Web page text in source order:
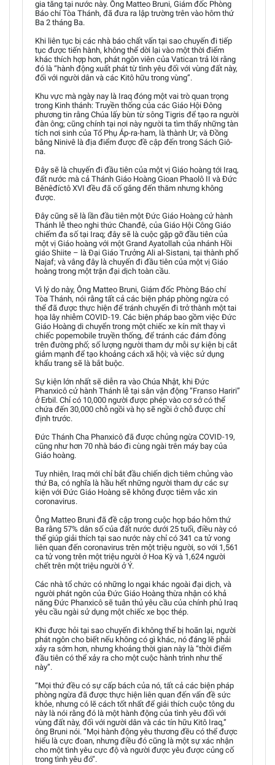
gia tăng tại nước này. Ông Matteo Bruni, Giám đốc Phòng
Báo chí Tòa Thánh, đã đưa ra lập trường trên vào hôm thứ
Ba 2 tháng Ba.
Khi liên tục bị các nhà báo chất vấn tại sao chuyến đi tiếp
tục được tiến hành, không thể dời lại vào một thời điểm
khác thích hợp hơn, phát ngôn viên của Vatican trả lời rằng
đó là “hành động xuất phát từ tình yêu đối với vùng đất này,
đối với người dân và các Kitô hữu trong vùng”.
Khu vực mà ngày nay là Iraq đóng một vai trò quan trọng
trong Kinh thánh: Truyền thống của các Giáo Hội Đông
phương tin rằng Chúa lấy bùn từ sông Tigris để tạo ra người
đàn ông; cũng chính tại nơi này người ta tìm thấy những tàn
tích nơi sinh của Tổ Phụ Áp-ra-ham, là thành Ur; và Đồng
bằng Ninivê là địa điểm được đề cập đến trong Sách Giô-
na.
Đây sẽ là chuyến đi đầu tiên của một vị Giáo hoàng tới Iraq,
đất nước mà cả Thánh Giáo Hoàng Gioan Phaolô II và Đức
Bênêđíctô XVI đều đã cố gắng đến thăm nhưng không
được.
Đây cũng sẽ là lần đầu tiên một Đức Giáo Hoàng cử hành
Thánh lễ theo nghi thức Chanđê, của Giáo Hội Công Giáo
chiếm đa số tại Iraq; đây sẽ là cuộc gặp gỡ đầu tiên của
một vị Giáo hoàng với một Grand Ayatollah của nhánh Hồi
giáo Shiite – là Đại Giáo Trưởng Ali al-Sistani, tại thành phố
Najaf; và vâng đây là chuyến đi đầu tiên của một vị Giáo
hoàng trong một trận đại dịch toàn cầu.
Vì lý do này, Ông Matteo Bruni, Giám đốc Phòng Báo chí
Tòa Thánh, nói rằng tất cả các biện pháp phòng ngừa có
thể đã được thực hiện để tránh chuyến đi trở thành một tai
họa lây nhiễm COVID-19. Các biện pháp bao gồm việc Đức
Giáo Hoàng di chuyển trong một chiếc xe kín mít thay vì
chiếc popemobile truyền thống, để tránh các đám đông
trên đường phố; số lượng người tham dự mỗi sự kiện bị cắt
giảm mạnh để tạo khoảng cách xã hội; và việc sử dụng
khẩu trang sẽ là bắt buộc.
Sự kiện lớn nhất sẽ diễn ra vào Chúa Nhật, khi Đức
Phanxicô cử hành Thánh lễ tại sân vận động “Franso Hariri”
ở Erbil. Chỉ có 10,000 người được phép vào cơ sở có thể
chứa đến 30,000 chỗ ngồi và họ sẽ ngồi ở chỗ được chỉ
định trước.
Đức Thánh Cha Phanxicô đã được chủng ngừa COVID-19,
cũng như hơn 70 nhà báo đi cùng ngài trên máy bay của
Giáo hoàng.
Tuy nhiên, Iraq mới chỉ bắt đầu chiến dịch tiêm chủng vào
thứ Ba, có nghĩa là hầu hết những người tham dự các sự
kiện với Đức Giáo Hoàng sẽ không được tiêm vắc xin
coronavirus.
Ông Matteo Bruni đã đề cập trong cuộc họp báo hôm thứ
Ba rằng 57% dân số của đất nước dưới 25 tuổi, điều này có
thể giúp giải thích tại sao nước này chỉ có 341 ca tử vong
liên quan đến coronavirus trên một triệu người, so với 1,561
ca tử vong trên một triệu người ở Hoa Kỳ và 1,624 người
chết trên một triệu người ở Ý.
Các nhà tổ chức có những lo ngại khác ngoài đại dịch, và
người phát ngôn của Đức Giáo Hoàng thừa nhận có khả
năng Đức Phanxicô sẽ tuân thủ yêu cầu của chính phủ Iraq
yêu cầu ngài sử dụng một chiếc xe bọc thép.
Khi được hỏi tại sao chuyến đi không thể bị hoãn lại, người
phát ngôn cho biết nếu không có gì khác, nó đáng lẽ phải
xảy ra sớm hơn, nhưng khoảng thời gian này là “thời điểm
đầu tiên có thể xảy ra cho một cuộc hành trình như thế
này”.
“Mọi thứ đều có sự cấp bách của nó, tất cả các biện pháp
phòng ngừa đã được thực hiện liên quan đến vấn đề sức
khỏe, nhưng có lẽ cách tốt nhất để giải thích cuộc tông du
này là nói rằng đó là một hành động của tình yêu đối với
vùng đất này, đối với người dân và các tín hữu Kitô Iraq,”
ông Bruni nói. “Mọi hành động yêu thương đều có thể được
hiểu là cực đoan, nhưng điều đó cũng là một sự xác nhận
cho một tình yêu cực độ và người được yêu được củng cố
trong tình yêu đó”.